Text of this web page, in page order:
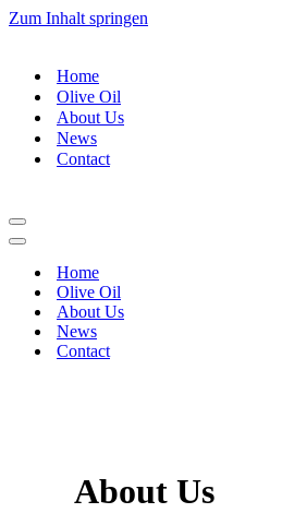
Zum Inhalt springen
Home
Olive Oil
About Us
News
Contact
Navigationsmenü
Navigationsmenü
Home
Olive Oil
About Us
News
Contact
About Us